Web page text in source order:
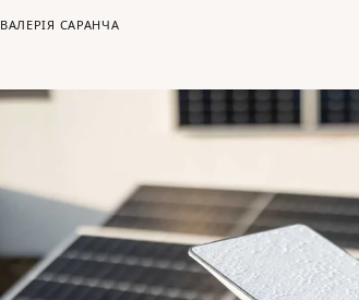
ВАЛЕРІЯ САРАНЧА